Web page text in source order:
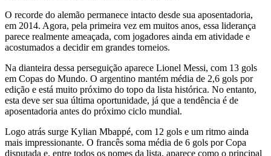
O recorde do alemão permanece intacto desde sua aposentadoria,
em 2014. Agora, pela primeira vez em muitos anos, essa liderança
parece realmente ameaçada, com jogadores ainda em atividade e
acostumados a decidir em grandes torneios.
Na dianteira dessa perseguição aparece Lionel Messi, com 13 gols
em Copas do Mundo. O argentino mantém média de 2,6 gols por
edição e está muito próximo do topo da lista histórica. No entanto,
esta deve ser sua última oportunidade, já que a tendência é de
aposentadoria antes do próximo ciclo mundial.
Logo atrás surge Kylian Mbappé, com 12 gols e um ritmo ainda
mais impressionante. O francês soma média de 6 gols por Copa
disputada e, entre todos os nomes da lista, aparece como o principal